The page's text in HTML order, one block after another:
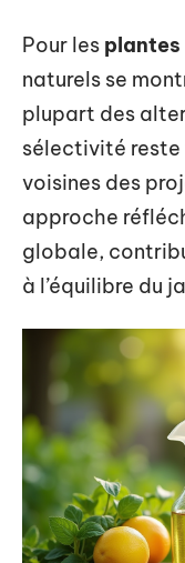
Pour les plantes
naturels se
plupart des
sélectivité reste
voisines des
approche
globale,
à l’équilibre du